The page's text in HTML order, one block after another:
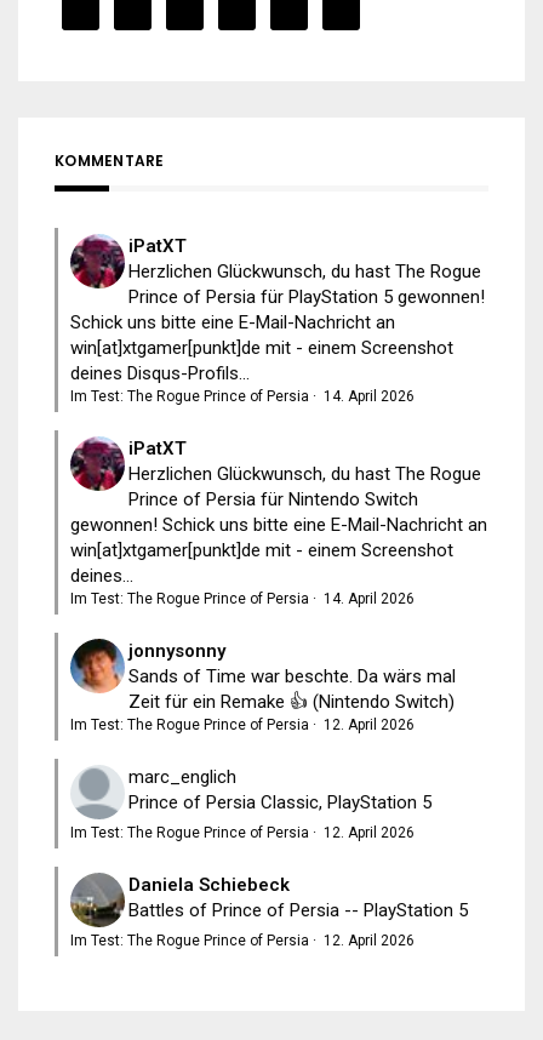
KOMMENTARE
iPatXT
Herzlichen Glückwunsch, du hast The Rogue
Prince of Persia für PlayStation 5 gewonnen!
Schick uns bitte eine E-Mail-Nachricht an
win[at]xtgamer[punkt]de mit - einem Screenshot
deines Disqus-Profils...
Im Test: The Rogue Prince of Persia · 14. April 2026
iPatXT
Herzlichen Glückwunsch, du hast The Rogue
Prince of Persia für Nintendo Switch
gewonnen! Schick uns bitte eine E-Mail-Nachricht an
win[at]xtgamer[punkt]de mit - einem Screenshot
deines...
Im Test: The Rogue Prince of Persia · 14. April 2026
jonnysonny
Sands of Time war beschte. Da wärs mal
Zeit für ein Remake 👍 (Nintendo Switch)
Im Test: The Rogue Prince of Persia · 12. April 2026
marc_englich
Prince of Persia Classic, PlayStation 5
Im Test: The Rogue Prince of Persia · 12. April 2026
Daniela Schiebeck
Battles of Prince of Persia -- PlayStation 5
Im Test: The Rogue Prince of Persia · 12. April 2026